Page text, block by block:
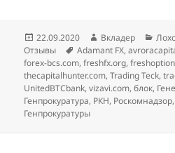
Опубликовано
22.09.2020 Автор
Вкладер
Отзывы
Метки
Adamant FX,
forex-bcs.com,freshfx.org,
thecapitalhunter.com,Trading Teck,
UnitedBTCbank,vizavi.com,блок,
Генпрокуратура, РКН, Роскомнадзор,
Генпрокуратуры